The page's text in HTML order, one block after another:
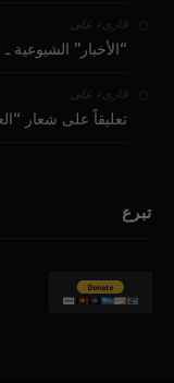
قارىء على
“الأخبار” الشيوعية
قارىء على
تعليقاً على شعار
تبرع